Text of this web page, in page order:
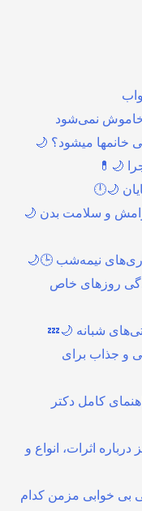
خاموش نمی‌شود
🌙💊
🌙🕛
و سلامت بدن 🌙
روزهای خاص
شبانه 🌙💤
و جذاب برای
کامل دکتر
اثرات، انواع و
بی خوابی مزمن کدام